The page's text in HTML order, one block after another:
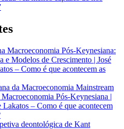
Macroeconomia Pós-Keynesiana:
e Modelos de Crescimento | José
– Como é que acontecem as
da Macroeconomia Mainstream
Pós-Keynesiana |
Lakatos – Como é que acontecem
deontológica de Kant